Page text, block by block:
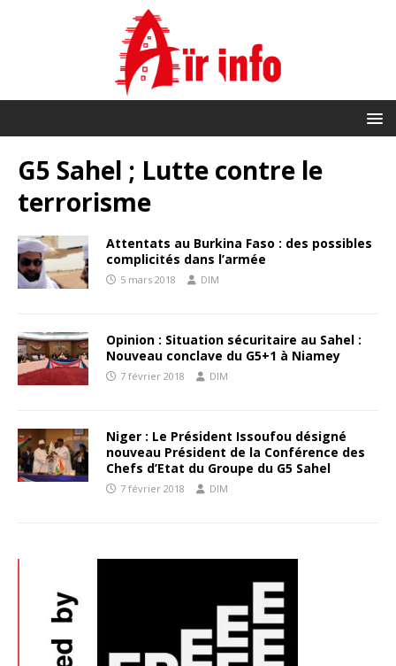
G5 Sahel ; Lutte contre le
terrorisme
Attentats au Burkina Faso : des possibles
complicités dans l’armée
5 mars 2018 DIM
Opinion : Situation sécuritaire au Sahel :
Nouveau conclave du G5+1 à Niamey
7 février 2018 DIM
Niger : Le Président Issoufou désigné
nouveau Président de la Conférence des
Chefs d’Etat du Groupe du G5 Sahel
7 février 2018 DIM